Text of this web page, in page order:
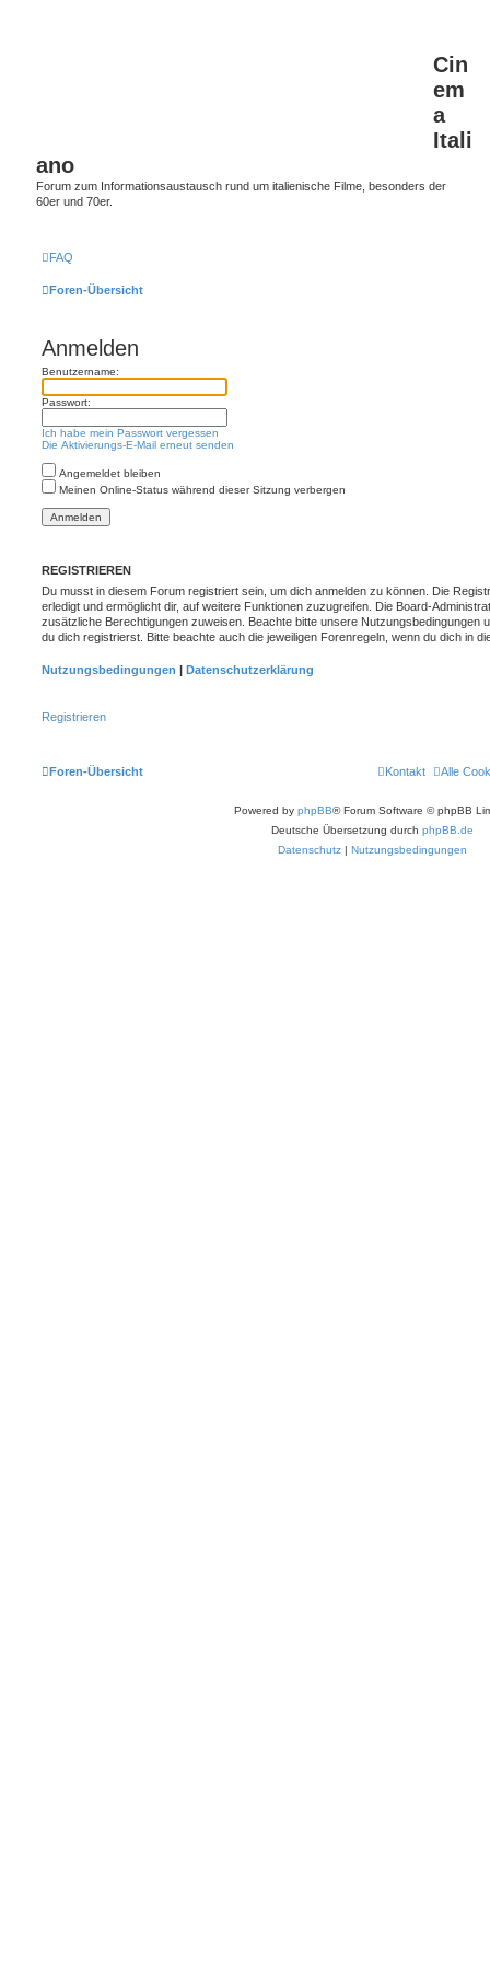
Cin
em
a
Itali
ano
Forum zum Informationsaustausch rund um italienische Filme, besonders der
60er und 70er.
FAQ
Foren-Übersicht
Anmelden
Benutzername:
Passwort:
Ich habe mein Passwort vergessen
Die Aktivierungs-E-Mail erneut senden
Angemeldet bleiben
Meinen Online-Status während dieser Sitzung verbergen
REGISTRIEREN
Du musst in diesem Forum registriert sein, um dich anmelden zu können. Die
erledigt und ermöglicht dir, auf weitere Funktionen zuzugreifen. Die Board-
zusätzliche Berechtigungen zuweisen. Beachte bitte unsere Nutzungsbedingungen
du dich registrierst. Bitte beachte auch die jeweiligen Forenregeln, wenn du dich in
Nutzungsbedingungen | Datenschutzerklärung
Registrieren
Foren-Übersicht Alle
Kontakt
Powered by phpBB® Forum Software © phpBB
Deutsche Übersetzung durch phpBB.de
Datenschutz | Nutzungsbedingungen